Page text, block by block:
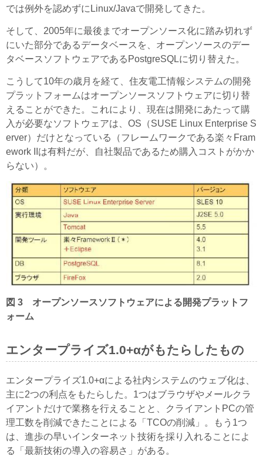
では例外を認めずにLinux/Javaで開発してきた。
そして、2005年に最後までオープンソース化に踏み切れず
にいた部分であるデータベースを、オープンソースのデー
タベースソフトウェアであるPostgreSQLに切り替えた。
こうして10年の歳月を経て、住友電工情報システムの開発
プラットフォームはオープンソースソフトウェアに切り替
えることができた。これにより、現在は開発にあたって購
入が必要なソフトウェアは、OS（SUSE Linux Enterprise S
erver）だけとなっている（フレームワークである楽々Fram
ework IIは有料だが、自社製品であるため購入コストがかか
らない）。
図 3 オープンソースソフトウェアによる開発プラットフ
ォーム
エンタープライズ1.0+αがもたらしたもの
エンタープライズ1.0+αによる社内システムのウェブ化は、
主に2つの利点をもたらした。1つはブラウザやメールクラ
イアントだけで業務を行えることと、クライアントPCの管
理工数を削減できたことによる「TCOの削減」。もう1つ
は、進歩の早いインターネット技術を採り入れることによ
る「最新技術の導入の容易さ」がある。